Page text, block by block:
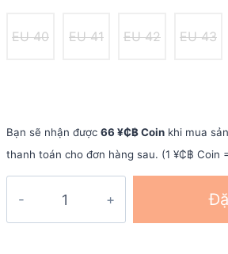
EU 40 EU 41 EU 42 EU 43
Bạn sẽ nhận được 66 ¥₵฿ Coin khi mua
thanh toán cho đơn hàng sau. (1 ¥₵฿ Coin